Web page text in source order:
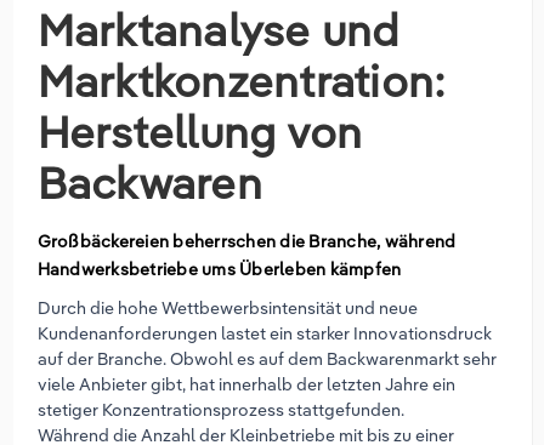
Marktanalyse und
Marktkonzentration:
Herstellung von
Backwaren
Großbäckereien beherrschen die Branche, während
Handwerksbetriebe ums Überleben kämpfen
Durch die hohe Wettbewerbsintensität und neue
Kundenanforderungen lastet ein starker Innovationsdruck
auf der Branche. Obwohl es auf dem Backwarenmarkt sehr
viele Anbieter gibt, hat innerhalb der letzten Jahre ein
stetiger Konzentrationsprozess stattgefunden.
Während die Anzahl der Kleinbetriebe mit bis zu einer